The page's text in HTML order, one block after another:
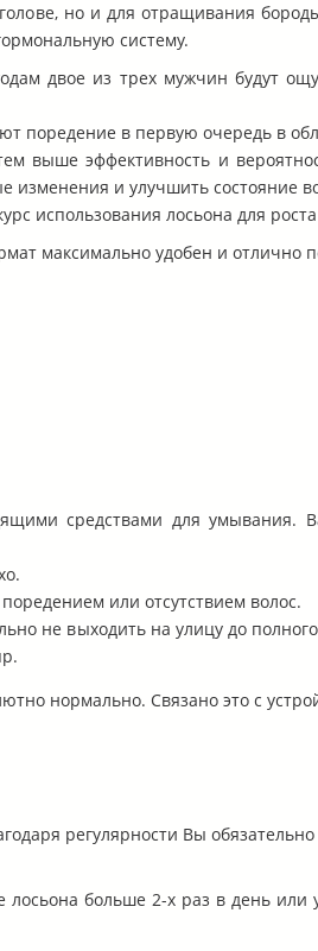
но и для отращивания
систему.
двое из трех мужчин будут
в первую очередь в
выше эффективность и
изменения и улучшить состояние
использования лосьона для
максимально удобен и отлично
средствами для умывания.
или отсутствием волос.
не выходить на улицу до
нормально. Связано это с
регулярности Вы
больше 2-х раз в день